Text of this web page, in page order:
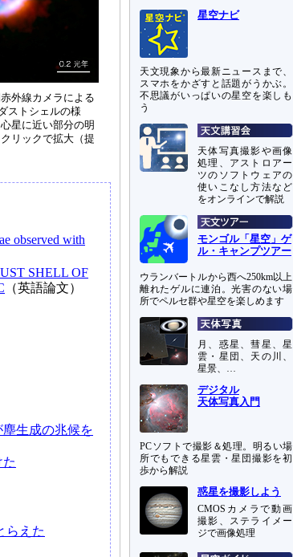
外線カメラによる
ストシェルの様
星に近い部分の明
リックで拡大（提
observed with
SHELL OF
（英語論文）
生成の兆候を
らえた
星空ナビ
天文現象から最新ニュースまで、
スマホをかざすと話題がうかぶ。
不思議がいっぱいの星空を楽しも
う
天体写真撮影や画像
処理、アストロアー
ツのソフトウェアの
使いこなし方法など
をオンラインで解説
モンゴル「星空」ゲ
ル・キャンプツアー
ウランバートルから西へ250km以上
離れたゲルに連泊。光害のない場
所でペルセ群や星空を楽しめます
月、惑星、彗星、星
雲・星団、天の川、
星景、…
デジタル
天体写真入門
PCソフトで撮影＆処理。明るい場
所でもできる星雲・星団撮影を初
歩から解説
惑星を撮影しよう
CMOSカメラで動画
撮影、ステライメー
ジで画像処理